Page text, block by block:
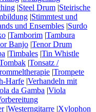
|Steel Drum |Steirische
|Stimmtest und
und Ensembles |Surdo
|Tamborim |Tambura
Banjo |Tenor Drum
|Timbales |Tin Whistle
|Tonsatz /
|Trompete
Harfe |Verhandeln mit
da Gamba |Viola
|Westerngitarre |Xylophon